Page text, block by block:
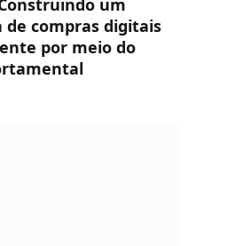
de compras digitais
por meio do